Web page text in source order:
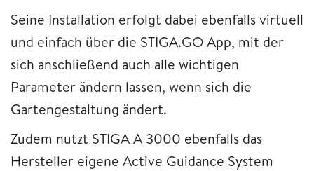
Seine Installation erfolgt dabei ebenfalls virtuell
und einfach über die STIGA.GO App, mit der
sich anschließend auch alle wichtigen
Parameter ändern lassen, wenn sich die
Gartengestaltung ändert.
Zudem nutzt STIGA A 3000 ebenfalls das
Hersteller eigene Active Guidance System